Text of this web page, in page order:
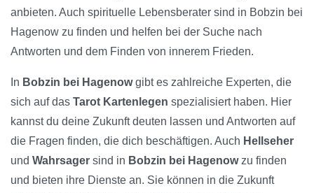
anbieten. Auch spirituelle Lebensberater sind in Bobzin bei
Hagenow zu finden und helfen bei der Suche nach
Antworten und dem Finden von innerem Frieden.
In Bobzin bei Hagenowgibt es zahlreiche Experten, die
sich auf das Tarot Kartenlegen spezialisiert haben. Hier
kannst du deine Zukunft deuten lassen und Antworten auf
die Fragen finden, die dich beschäftigen. Auch Hellseher
und Wahrsager sind in Bobzin bei Hagenowzu finden
und bieten ihre Dienste an. Sie können in die Zukunft